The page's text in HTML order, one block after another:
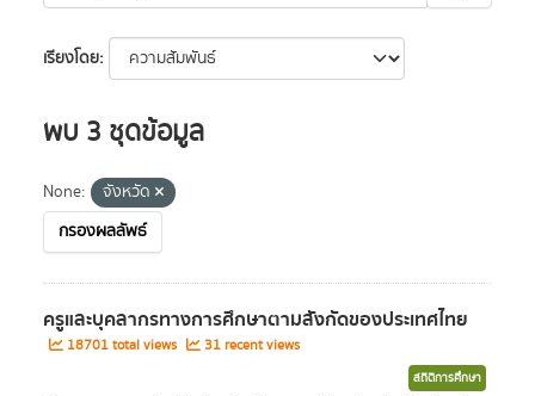
เรียงโดย
พบ 3 ชุดข้อมูล
None:
จังหวัด
กรองผลลัพธ์
ครูและบุคลากรทางการศึกษาตามสังกัดของประเทศไทย
18701 total views 31 recent views
สถิติการศึกษา